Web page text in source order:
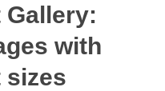
with
sizes